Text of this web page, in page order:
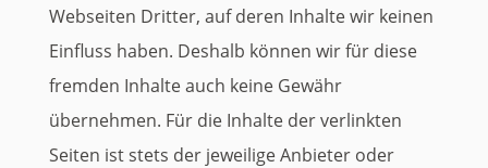
Webseiten Dritter, auf deren Inhalte wir keinen
Einfluss haben. Deshalb können wir für diese
fremden Inhalte auch keine Gewähr
übernehmen. Für die Inhalte der verlinkten
Seiten ist stets der jeweilige Anbieter oder